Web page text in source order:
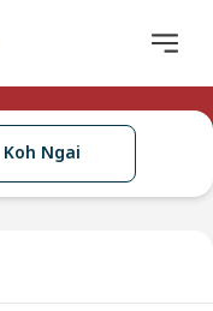
Koh Ngai